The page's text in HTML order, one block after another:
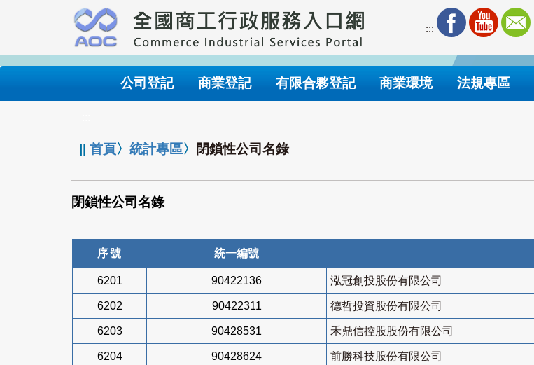
要
內
:::
公司登記 商業登記 有限合夥登記 商業環境 法規專區
||首頁〉統計專區〉 閉鎖性公司名錄
閉鎖性公司名錄
序號 統一編號
6201 90422136 泓冠創投股份有限公司
6202 90422311 德哲投資股份有限公司
6203 90428531 禾鼎信控股股份有限公司
6204 90428624 前勝科技股份有限公司